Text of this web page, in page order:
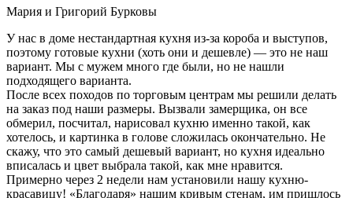
Мария и Григорий Бурковы
У нас в доме нестандартная кухня из-за короба и выступов,
поэтому готовые кухни (хоть они и дешевле) — это не наш
вариант. Мы с мужем много где были, но не нашли
подходящего варианта.
После всех походов по торговым центрам мы решили делать
на заказ под наши размеры. Вызвали замерщика, он все
обмерил, посчитал, нарисовал кухню именно такой, как
хотелось, и картинка в голове сложилась окончательно. Не
скажу, что это самый дешевый вариант, но кухня идеально
вписалась и цвет выбрала такой, как мне нравится.
Примерно через 2 недели нам установили нашу кухню-
красавицу! «Благодаря» нашим кривым стенам, им пришлось